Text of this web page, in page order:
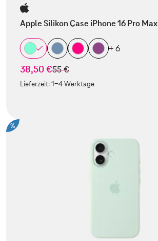
Apple Silikon Case iPhone 16 Pro Max
+ 6
38,50 €statt
55 €
Lieferzeit:1-4 Werktage
%